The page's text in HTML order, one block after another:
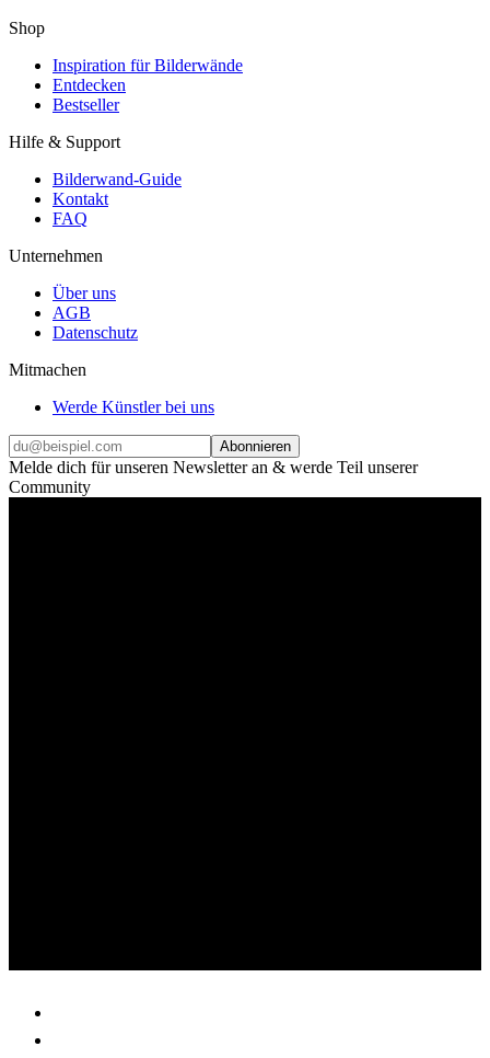
Shop
Inspiration für Bilderwände
Entdecken
Bestseller
Hilfe & Support
Bilderwand-Guide
Kontakt
FAQ
Unternehmen
Über uns
AGB
Datenschutz
Mitmachen
Werde Künstler bei uns
Abonnieren
Melde dich für unseren Newsletter an & werde Teil unserer
Community